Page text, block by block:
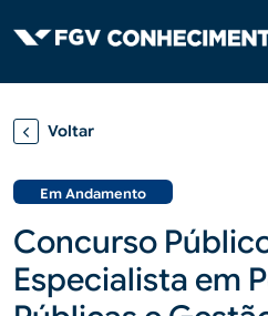
Voltar
Em Andamento
Concurso
Especialista em